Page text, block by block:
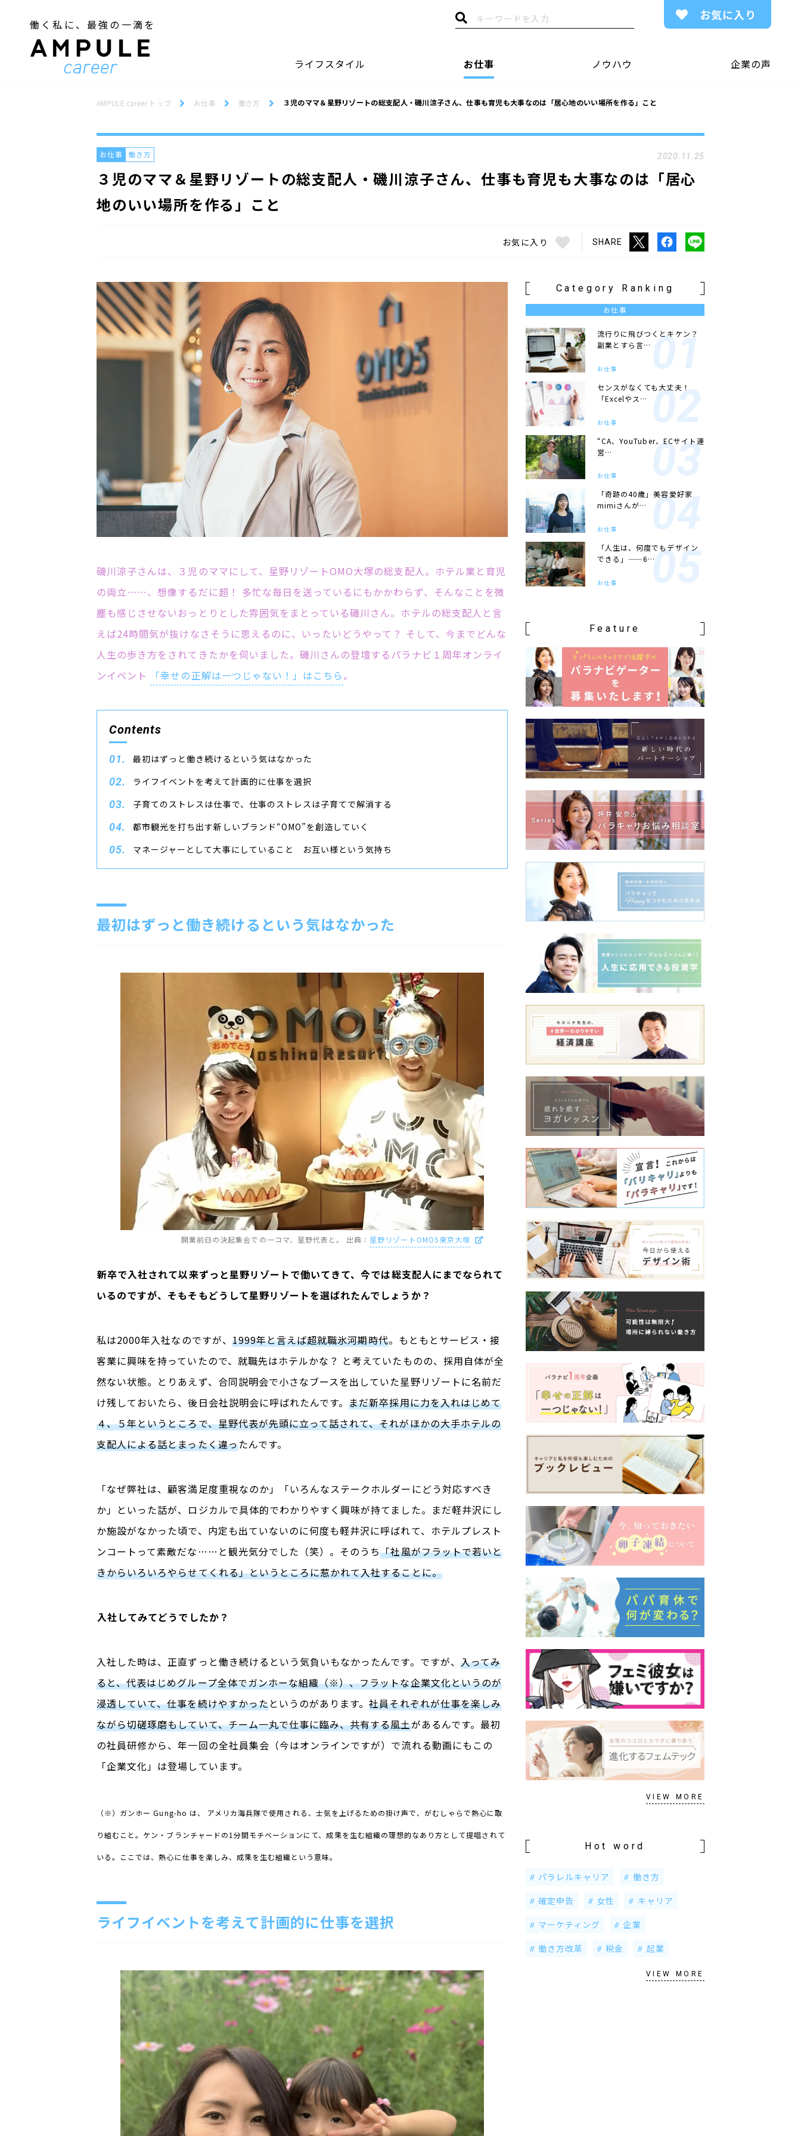
働く私に、最強の一滴を
ライフスタイル お仕事 ノウハウ 企業の声
お気に入り
AMPULE career トップ お仕事 働き方 ３児のママ＆星野リゾートの総支配人・磯川涼子さん、仕事も育児も大事なのは「居心地のいい場所を作る」こと
３児のママ＆星野リゾートの総支配人・磯川涼子さん、仕事も育児も大事なのは「居心
地のいい場所を作る」こと
お仕事 働き方 2020.11.25
お気に入り SHARE
磯川涼子さんは、３児のママにして、星野リゾートOMO大塚の総支配人。ホテル業と育児
の両立……、想像するだに超！ 多忙な毎日を送っているにもかかわらず、そんなことを微
塵も感じさせないおっとりとした雰囲気をまとっている磯川さん。ホテルの総支配人と言
えば24時間気が抜けなさそうに思えるのに、いったいどうやって？ そして、今までどんな
人生の歩き方をされてきたかを伺いました。磯川さんの登壇するパラナビ１周年オンライ
ンイベント
「幸せの正解は一つじゃない！」はこちら。
Contents
最初はずっと働き続けるという気はなかった
ライフイベントを考えて計画的に仕事を選択
子育てのストレスは仕事で、仕事のストレスは子育てで解消する
都市観光を打ち出す新しいブランド“OMO”を創造していく
マネージャーとして大事にしていること お互い様という気持ち
最初はずっと働き続けるという気はなかった
開業前日の決起集会での一コマ、星野代表と。 出典： 星野リゾートOMO5東京大塚
――新卒で入社されて以来ずっと星野リゾートで働いてきて、今では総支配人にまでなられて
いるのですが、そもそもどうして星野リゾートを選ばれたんでしょうか？
私は2000年入社なのですが、 1999年と言えば超就職氷河期時代。もともとサービス・接
客業に興味を持っていたので、就職先はホテルかな？ と考えていたものの、採用自体が全
然ない状態。とりあえず、合同説明会で小さなブースを出していた星野リゾートに名前だ
け残しておいたら、後日会社説明会に呼ばれたんです。まだ新卒採用に力を入れはじめて
４、５年というところで、星野代表が先頭に立って話されて、それがほかの大手ホテルの
支配人による話とまったく違ったんです。
「なぜ弊社は、顧客満足度重視なのか」「いろんなステークホルダーにどう対応すべき
か」といった話が、ロジカルで具体的でわかりやすく興味が持てました。まだ軽井沢にし
か施設がなかった頃で、内定も出ていないのに何度も軽井沢に呼ばれて、ホテルプレスト
ンコートって素敵だな……と観光気分でした（笑）。そのうち「社風がフラットで若いと
きからいろいろやらせてくれる」というところに惹かれて入社することに。
――入社してみてどうでしたか？
入社した時は、正直ずっと働き続けるという気負いもなかったんです。ですが、 入ってみ
ると、代表はじめグループ全体でガンホーな組織（※）、フラットな企業文化というのが
浸透していて、仕事を続けやすかったというのがあります。社員それぞれが仕事を楽しみ
ながら切磋琢磨もしていて、チーム一丸で仕事に臨み、共有する風土があるんです。最初
の社員研修から、年一回の全社員集会（今はオンラインですが）で流れる動画にもこの
「企業文化」は登場しています。
（※）ガンホー Gung-ho は、 アメリカ海兵隊で使用される、士気を上げるための掛け声で、がむしゃらで熱心に取
り組むこと。ケン・ブランチャードの1分間モチベーションにて、成果を生む組織の理想的なあり方として提唱されて
いる。ここでは、熱心に仕事を楽しみ、成果を生む組織という意味。
ライフイベントを考えて計画的に仕事を選択
Category Ranking
お仕事
流行りに飛びつくとキケン？
副業とすら言…
お仕事
センスがなくても大丈夫！
「Excelやス…
お仕事
“CA、YouTuber、ECサイト運
営…
お仕事
「奇跡の40歳」美容愛好家
mimiさんが…
お仕事
「人生は、何度でもデザイン
できる」——6…
お仕事
Feature
VIEW MORE
Hot word
パラレルキャリア
働き方
確定申告
女性
キャリア
マーケティング
企業
働き方改革
税金 起業
VIEW MORE